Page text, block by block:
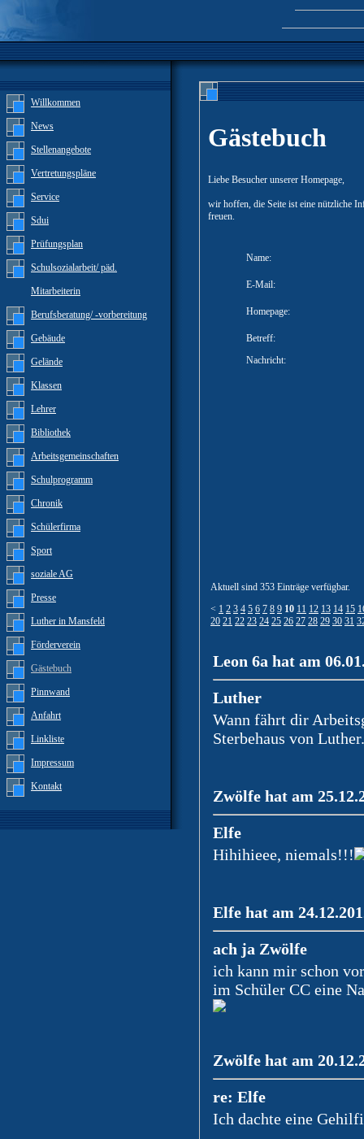
Willkommen
News
Stellenangebote
Vertretungspläne
Service
Sdui
Prüfungsplan
Schulsozialarbeit/ päd.
Mitarbeiterin
Berufsberatung/ -vorbereitung
Gebäude
Gelände
Klassen
Lehrer
Bibliothek
Arbeitsgemeinschaften
Schulprogramm
Chronik
Schülerfirma
Sport
soziale AG
Presse
Luther in Mansfeld
Förderverein
Gästebuch
Pinnwand
Anfahrt
Linkliste
Impressum
Kontakt
Gästebuch
Liebe Besucher unserer Homepage,
wir hoffen, die Seite ist eine nützliche
freuen.
Name:
E-Mail:
Homepage:
Betreff:
Nachricht:
Aktuell sind 353 Einträge verfügbar.
< 1 2 3 4 5 6 7 8 9 10 11 12 13 14 15
20 21 22 23 24 25 26 27 28 29 30 31
Leon 6a hat am
Luther
Wann fährt dir
Sterbehaus von Luther.
Zwölfe hat am
Elfe
Hihihieee, niemals!!!
Elfe hat am
ach ja Zwölfe
ich kann mir schon
im Schüler CC eine
Zwölfe hat am
re: Elfe
Ich dachte eine